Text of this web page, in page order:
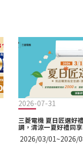
2026-07-31
三菱電機 夏日匠選好
調，清涼一夏好禮同
2026/03/01~2026/